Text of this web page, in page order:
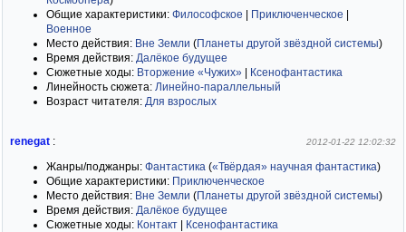
Общие характеристики: Философское Приключенческое
Военное
Место действия: Вне Земли (Планеты другой звёздной системы)
Время действия: Далёкое будущее
Сюжетные ходы: Вторжение «Чужих»
Ксенофантастика
Линейность сюжета: Линейно-параллельный
Возраст читателя: Для взрослых
renegat : 2012-01-22 12:02:32
Жанры/поджанры: Фантастика («Твёрдая» научная фантастика)
Общие характеристики: Приключенческое
Место действия: Вне Земли (Планеты другой звёздной системы)
Время действия: Далёкое будущее
Сюжетные ходы: Контакт
Ксенофантастика